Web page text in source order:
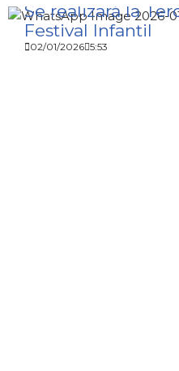
Se realizará la
Festival Infantil
02/01/2026 5:53